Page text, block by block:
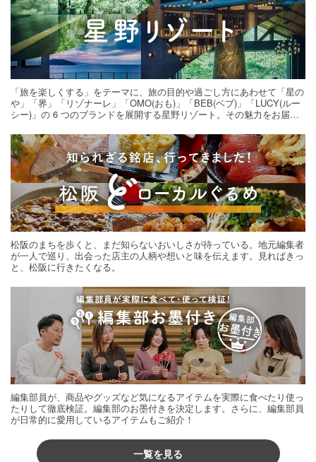
「旅を楽しくする」をテーマに、旅の目的や過ごし方にあわせて「星の
や」「界」「リゾナーレ」「OMO(おも)」「BEB(ベブ)」「LUCY(ルー
シー)」の 6 つのブランドを展開する星野リゾート。その魅力をお届け
松阪のまちを歩くと、まだ知らないおいしさが待っている。地元編集者
が一人で巡り、出会った店主の人柄や想いと味を伝えます。見ればきっ
と、松阪に行きたくなる。
編集部員が、商品やグッズなど気になるアイテムを実際に食べたり使っ
たりして徹底検証。編集部のお墨付きを決定します。さらに、編集部員
が日常的に愛用しているアイテムもご紹介！
一覧を見る